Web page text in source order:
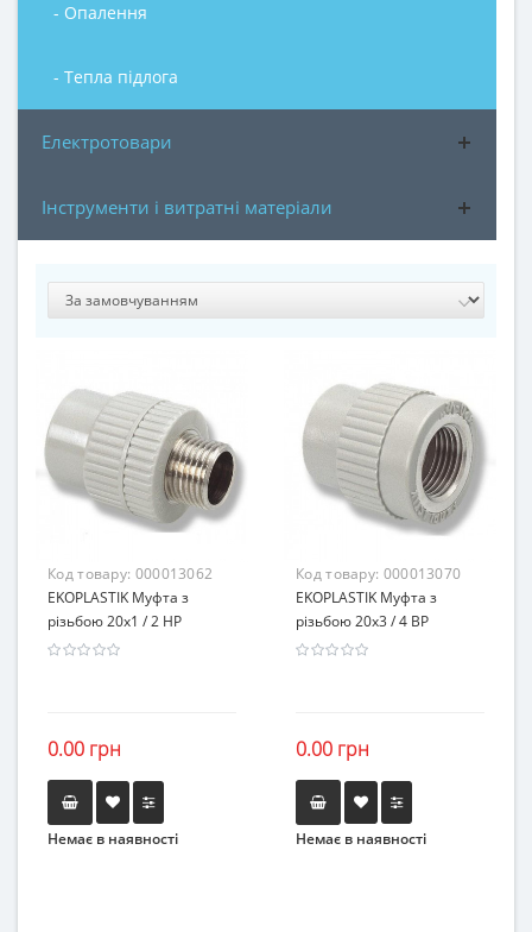
- Опалення
- Тепла підлога
Електротовари
Інструменти і витратні матеріали
Код товару: 000013062
EKOPLASTIK Муфта з
різьбою 20х1 / 2 НР
0.00 грн
Немає в наявності
Код товару: 000013070
EKOPLASTIK Муфта з
різьбою 20х3 / 4 ВР
0.00 грн
Немає в наявності